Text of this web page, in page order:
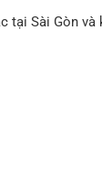
tại Sài Gòn và